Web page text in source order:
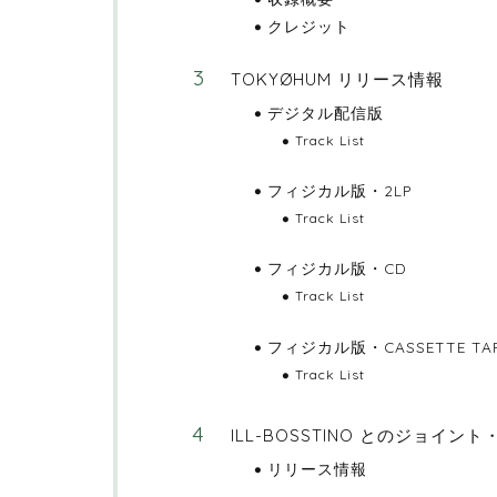
クレジット
TOKYØHUM リリース情報
デジタル配信版
Track List
フィジカル版・2LP
Track List
フィジカル版・CD
Track List
フィジカル版・CASSETTE
Track List
ILL-BOSSTINO とのジョイント
リリース情報